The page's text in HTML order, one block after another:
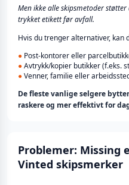
Men ikke alle skipsmetoder
trykket etikett før avfall.
Hvis du trenger alternativer, kan
● Post-kontorer eller
●Avtrykk/kopier butikker (f.eks.
●Venner, familie eller
De fleste vanlige selgere
raskere og mer effektivt for
Problemer: Missing
Vinted skipsmerker